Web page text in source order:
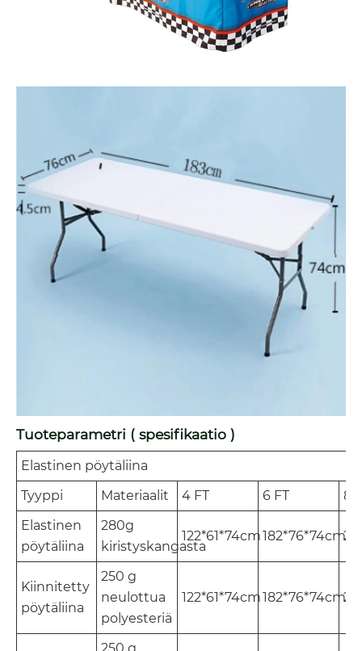
Tuoteparametri ( spesifikaatio )
Elastinen pöytäliina
Tyyppi
Materiaalit 4 FT 6 FT
Elastinen
pöytäliina
280g
kiristyskangasta
122*61*74cm182*76*74cm
Kiinnitetty
pöytäliina
250 g
neulottua
polyesteriä
122*61*74cm182*76*74cm